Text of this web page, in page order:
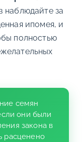
наблюдайте за
ипомея, и
полностью
семян
они были
закона в
расценено